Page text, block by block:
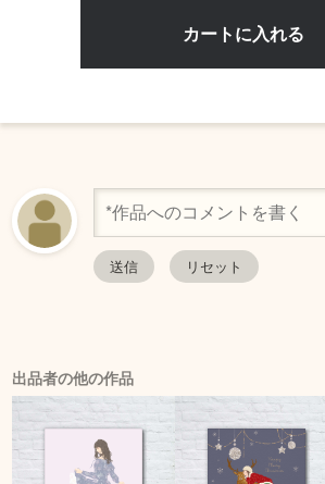
出品者の他の作品